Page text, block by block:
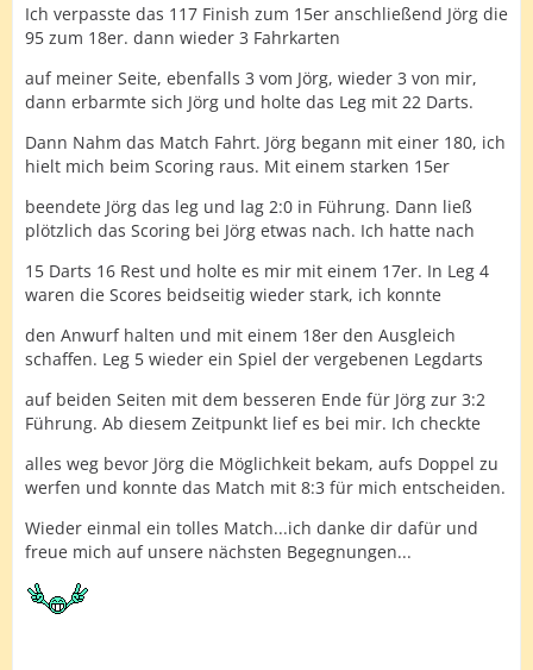
Ich verpasste das 117 Finish zum 15er anschließend Jörg die
95 zum 18er. dann wieder 3 Fahrkarten
auf meiner Seite, ebenfalls 3 vom Jörg, wieder 3 von mir,
dann erbarmte sich Jörg und holte das Leg mit 22 Darts.
Dann Nahm das Match Fahrt. Jörg begann mit einer 180, ich
hielt mich beim Scoring raus. Mit einem starken 15er
beendete Jörg das leg und lag 2:0 in Führung. Dann ließ
plötzlich das Scoring bei Jörg etwas nach. Ich hatte nach
15 Darts 16 Rest und holte es mir mit einem 17er. In Leg 4
waren die Scores beidseitig wieder stark, ich konnte
den Anwurf halten und mit einem 18er den Ausgleich
schaffen. Leg 5 wieder ein Spiel der vergebenen Legdarts
auf beiden Seiten mit dem besseren Ende für Jörg zur 3:2
Führung. Ab diesem Zeitpunkt lief es bei mir. Ich checkte
alles weg bevor Jörg die Möglichkeit bekam, aufs Doppel zu
werfen und konnte das Match mit 8:3 für mich entscheiden.
Wieder einmal ein tolles Match...ich danke dir dafür und
freue mich auf unsere nächsten Begegnungen...